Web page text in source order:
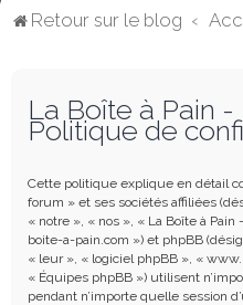
Retour sur le blog
La Boîte à Pain
Politique de
Cette politique explique en détail
forum » et ses sociétés affiliées
« notre », « nos », « La Boîte à
boite-a-pain.com ») et phpBB
« leur », « logiciel phpBB », «
« Équipes phpBB ») utilisent
pendant n’importe quelle session